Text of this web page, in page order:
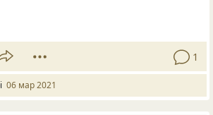
1
06 мар 2021